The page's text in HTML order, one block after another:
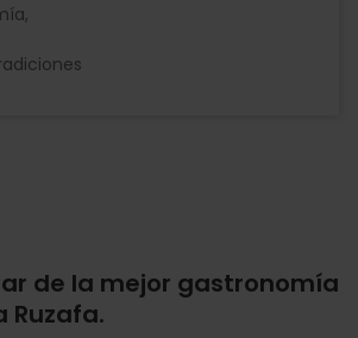
de la mejor gastronomía
Ruzafa.